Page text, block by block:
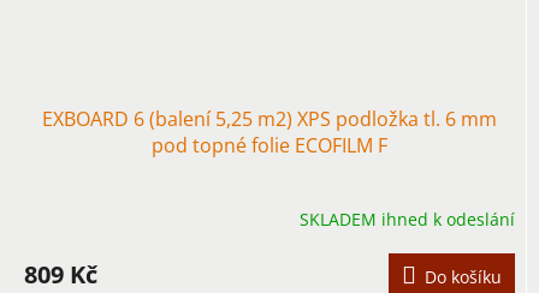
EXBOARD 6 (balení 5,25 m2) XPS podložka tl. 6 mm
pod topné folie ECOFILM F
SKLADEM ihned k odeslání
809 Kč Do košíku